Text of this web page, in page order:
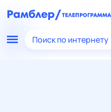
Поиск по интернету